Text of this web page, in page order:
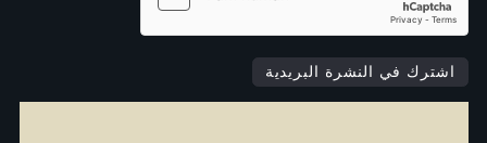
اشترك في النشرة البريدية